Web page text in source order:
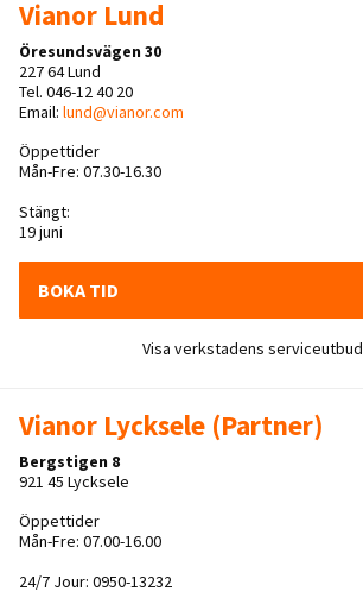
Vianor Lund
Öresundsvägen 30
227 64 Lund
Tel. 046-12 40 20
Email: lund@vianor.com
Öppettider
Mån-Fre: 07.30-16.30
Stängt:
19 juni
BOKA TID
Visa verkstadens serviceutbud
Vianor Lycksele (Partner)
Bergstigen 8
921 45 Lycksele
Öppettider
Mån-Fre: 07.00-16.00
24/7 Jour: 0950-13232